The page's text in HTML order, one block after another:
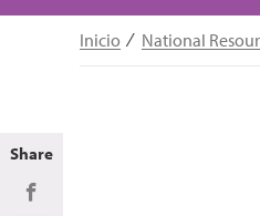
Inicio National
Share
Share on Facebook